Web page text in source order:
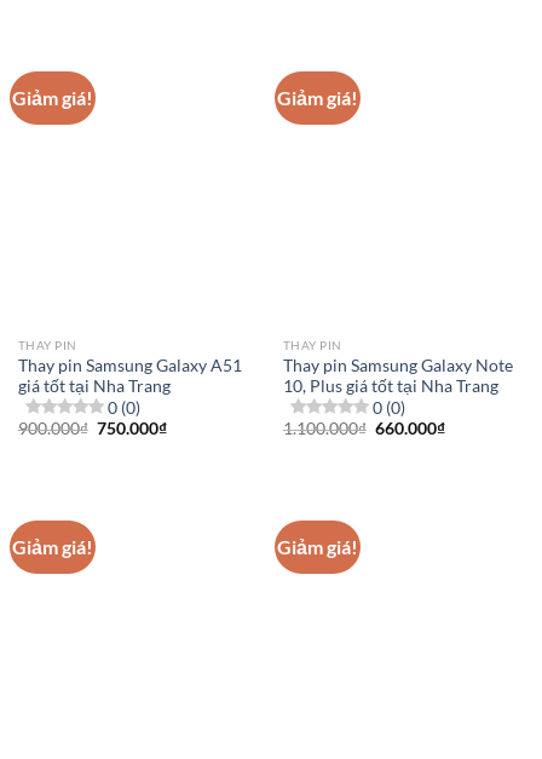
Giảm giá!
THAY PIN
Thay pin Samsung Galaxy A51
giá tốt tại Nha Trang
0 (0)
900.000₫ Giá
750.000₫Giá
Giảm giá!
THAY PIN
Thay pin Samsung Galaxy Note
10, Plus giá tốt tại Nha Trang
0 (0)
1.100.000₫ Giá
660.000₫Giá
Giảm giá! Giảm giá!